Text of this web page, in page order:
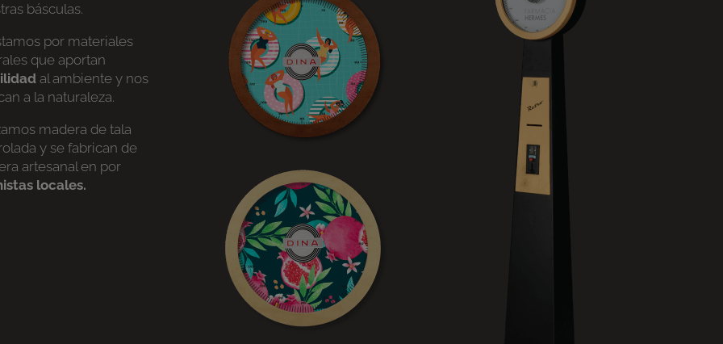
básculas.
por materiales
que aportan
al ambiente y nos
a la naturaleza.
madera de tala
y se fabrican de
artesanal en por
locales.